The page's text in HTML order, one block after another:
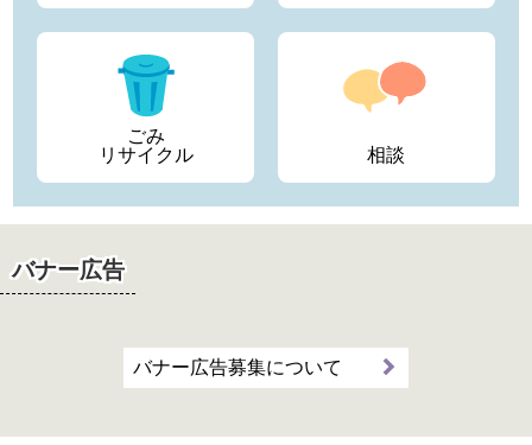
ごみ
リサイクル
相談
バナー広告
バナー広告募集について